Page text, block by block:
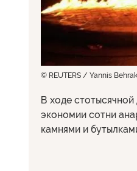
© REUTERS / Yannis
В ходе
экономии сотни
камнями и